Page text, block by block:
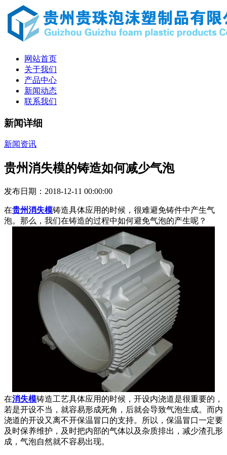
网站首页
关于我们
产品中心
新闻动态
联系我们
新闻详细
新闻资讯
贵州消失模的铸造如何减少气泡
发布日期：2018-12-11 00:00:00
在贵州消失模铸造具体应用的时候，很难避免铸件中产生气
泡。那么，我们在铸造的过程中如何避免气泡的产生呢？
在消失模铸造工艺具体应用的时候，开设内浇道是很重要的，
若是开设不当，就容易形成死角，后就会导致气泡生成。而内
浇道的开设又离不开保温冒口的支持。所以，保温冒口一定要
及时保养维护，及时把内部的气体以及杂质排出，减少渣孔形
成，气泡自然就不容易出现。